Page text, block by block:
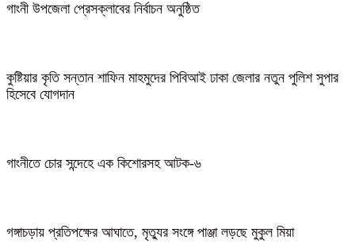
গাংনী উপজেলা প্রেসক্লাবের নির্বাচন অনুষ্ঠিত
কুষ্টিয়ার কৃতি সন্তান শাফিন মাহমুদের পিবিআই ঢাকা জেলার নতুন পুলিশ সুপার
হিসেবে যোগদান
গাংনীতে চোর সন্দেহে এক কিশোরসহ আটক-৬
গঙ্গাচড়ায় প্রতিপক্ষের আঘাতে, মৃত্যুর সংঙ্গে পাঞ্জা লড়ছে মুকুল মিয়া